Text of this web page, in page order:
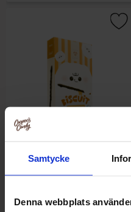
Samtycke
Denna webbplats
Tokimeki Biscuit Stick -
Almond Crush Choco 40g